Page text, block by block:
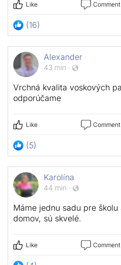
Like Comment
(16)
Alexander
43 min ·
Vrchná kvalita voskových
odporúčame
Like Comment
(5)
Karolína
44 min ·
Máme jednu sadu pre
domov, sú skvelé.
Like Comment